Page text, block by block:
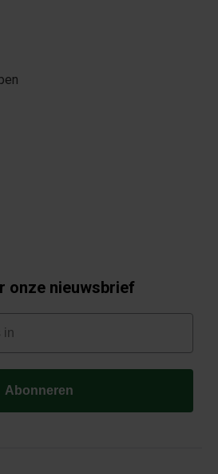
onze nieuwsbrief
Abonneren